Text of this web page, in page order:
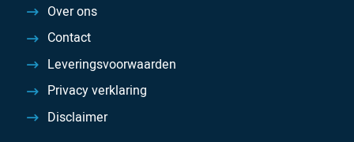
Over ons
Contact
Leveringsvoorwaarden
Privacy verklaring
Disclaimer